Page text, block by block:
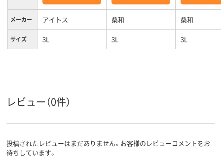
メーカー アイトス 桑和 桑和
サイズ 3L 3L 3L
レビュー（0件）
投稿されたレビューはまだありません。お客様のレビューコメントをお
待ちしています。